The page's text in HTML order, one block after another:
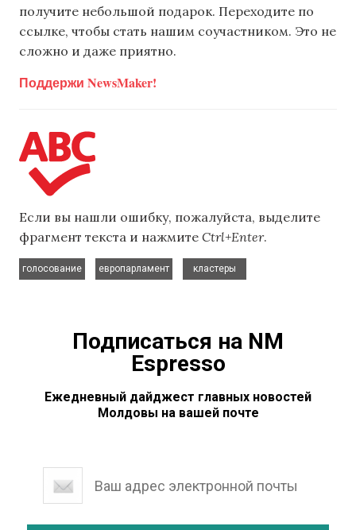
получите небольшой подарок. Переходите по
ссылке, чтобы стать нашим соучастником. Это не
сложно и даже приятно.
Поддержи NewsMaker!
Если вы нашли ошибку, пожалуйста, выделите
фрагмент текста и нажмите Ctrl+Enter.
голосование
европарламент
кластеры
Подписаться на NM
Espresso
Ежедневный дайджест главных новостей
Молдовы на вашей почте